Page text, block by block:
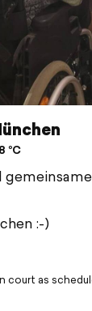
°C
:-)
court as